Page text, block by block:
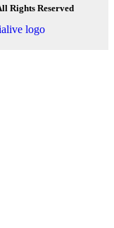
Rights Reserved